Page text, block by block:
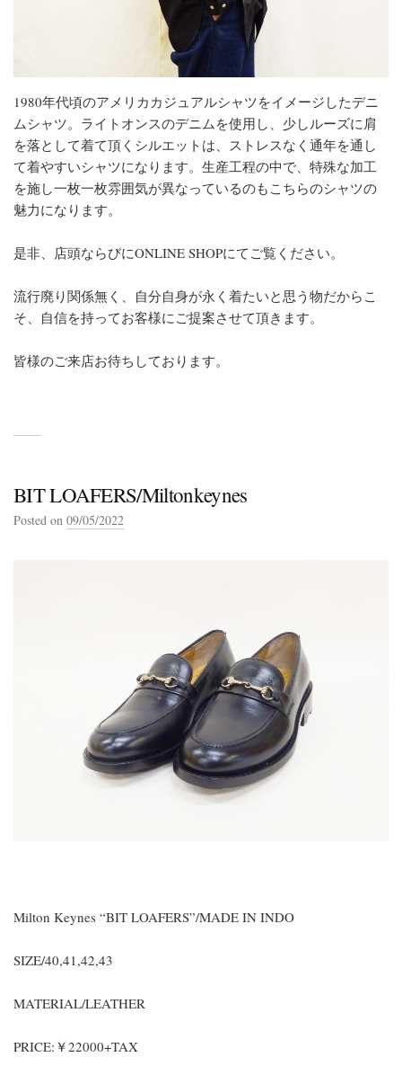
1980年代頃のアメリカカジュアルシャツをイメージしたデニ
ムシャツ。ライトオンスのデニムを使用し、少しルーズに肩
を落として着て頂くシルエットは、ストレスなく通年を通し
て着やすいシャツになります。生産工程の中で、特殊な加工
を施し一枚一枚雰囲気が異なっているのもこちらのシャツの
魅力になります。
是非、店頭ならびにONLINE SHOPにてご覧ください。
流行廃り関係無く、自分自身が永く着たいと思う物だからこ
そ、自信を持ってお客様にご提案させて頂きます。
皆様のご来店お待ちしております。
BIT LOAFERS/Miltonkeynes
Posted on 09/05/2022
Milton Keynes “BIT LOAFERS”/MADE IN INDO
SIZE/40,41,42,43
MATERIAL/LEATHER
PRICE:￥22000+TAX